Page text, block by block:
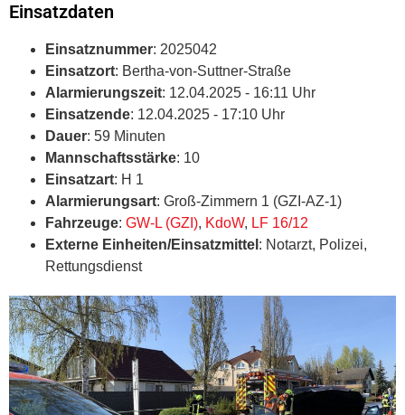
Einsatzdaten
Einsatznummer: 2025042
Einsatzort: Bertha-von-Suttner-Straße
Alarmierungszeit: 12.04.2025 - 16:11 Uhr
Einsatzende: 12.04.2025 - 17:10 Uhr
Dauer: 59 Minuten
Mannschaftsstärke: 10
Einsatzart: H 1
Alarmierungsart: Groß-Zimmern 1 (GZI-AZ-1)
Fahrzeuge: GW-L (GZI), KdoW, LF 16/12
Externe Einheiten/Einsatzmittel : Notarzt, Polizei,
Rettungsdienst